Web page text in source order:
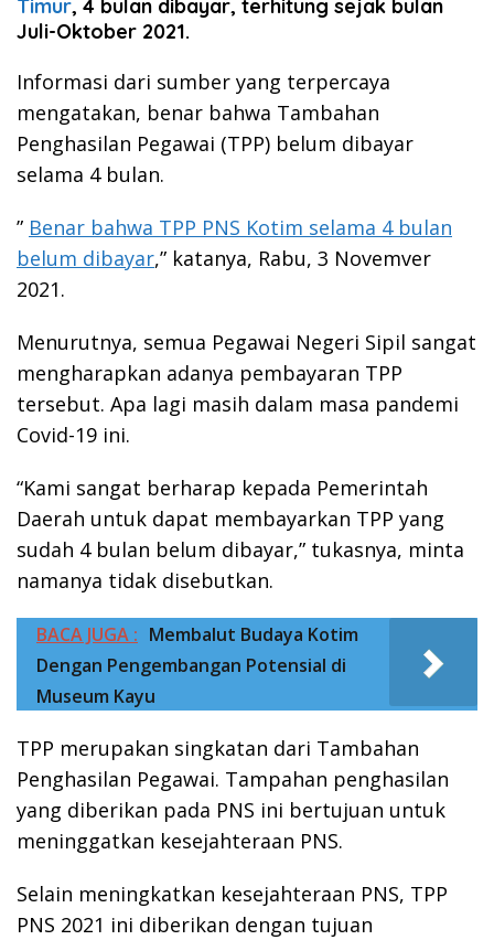
Timur, 4 bulan dibayar, terhitung sejak bulan
Juli-Oktober 2021.
Informasi dari sumber yang terpercaya
mengatakan, benar bahwa Tambahan
Penghasilan Pegawai (TPP) belum dibayar
selama 4 bulan.
” Benar bahwa TPP PNS Kotim selama 4 bulan
belum dibayar,” katanya, Rabu, 3 Novemver
2021.
Menurutnya, semua Pegawai Negeri Sipil sangat
mengharapkan adanya pembayaran TPP
tersebut. Apa lagi masih dalam masa pandemi
Covid-19 ini.
“Kami sangat berharap kepada Pemerintah
Daerah untuk dapat membayarkan TPP yang
sudah 4 bulan belum dibayar,” tukasnya, minta
namanya tidak disebutkan.
BACA JUGA : Membalut Budaya Kotim
Dengan Pengembangan Potensial di
Museum Kayu
TPP merupakan singkatan dari Tambahan
Penghasilan Pegawai. Tampahan penghasilan
yang diberikan pada PNS ini bertujuan untuk
meninggatkan kesejahteraan PNS.
Selain meningkatkan kesejahteraan PNS, TPP
PNS 2021 ini diberikan dengan tujuan